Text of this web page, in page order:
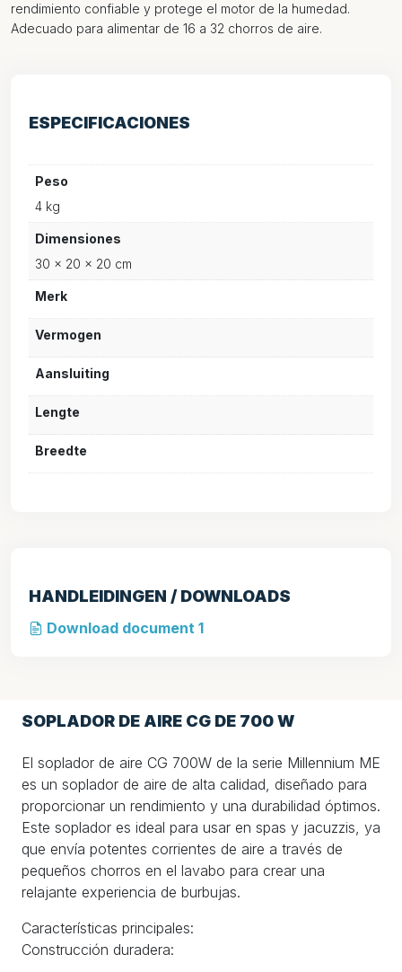
rendimiento confiable y protege el motor de la humedad.
Adecuado para alimentar de 16 a 32 chorros de aire.
ESPECIFICACIONES
Peso
4 kg
Dimensiones
30 × 20 × 20 cm
Merk
Vermogen
Aansluiting
Lengte
Breedte
HANDLEIDINGEN / DOWNLOADS
Download document 1
SOPLADOR DE AIRE CG DE 700 W
El soplador de aire CG 700W de la serie Millennium ME
es un soplador de aire de alta calidad, diseñado para
proporcionar un rendimiento y una durabilidad óptimos.
Este soplador es ideal para usar en spas y jacuzzis, ya
que envía potentes corrientes de aire a través de
pequeños chorros en el lavabo para crear una
relajante experiencia de burbujas.
Características principales:
Construcción duradera: